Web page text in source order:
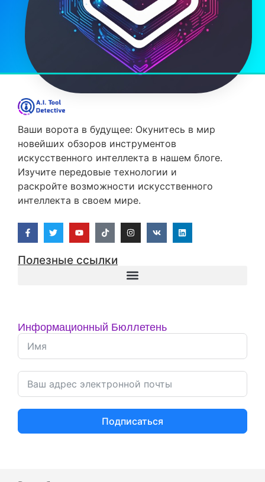
Ваши ворота в будущее: Окунитесь в мир
новейших обзоров инструментов
искусственного интеллекта в нашем блоге.
Изучите передовые технологии и
раскройте возможности искусственного
интеллекта в своем мире.
Полезные ссылки
Информационный Бюллетень
Подписаться